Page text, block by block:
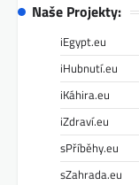
Naše Projekty:
iEgypt.eu
iHubnutí.eu
iKáhira.eu
iZdraví.eu
sPříběhy.eu
sZahrada.eu